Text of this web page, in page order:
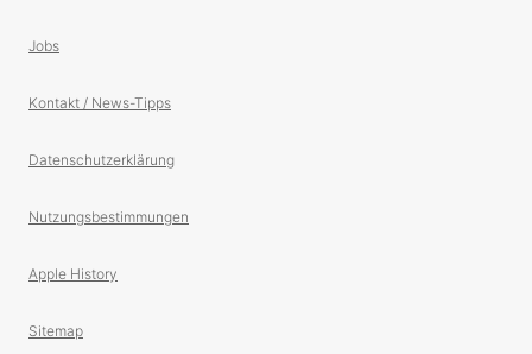
Jobs
Kontakt / News-Tipps
Datenschutzerklärung
Nutzungsbestimmungen
Apple History
Sitemap